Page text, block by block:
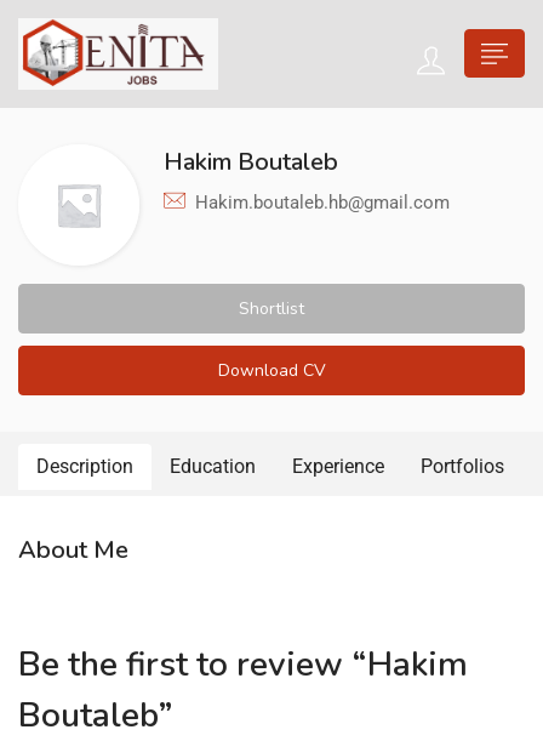
Hakim Boutaleb
Hakim.boutaleb.hb@gmail.com
Shortlist
Download CV
Description Education Experience Portfolios
About Me
Be the first to review “Hakim
Boutaleb”